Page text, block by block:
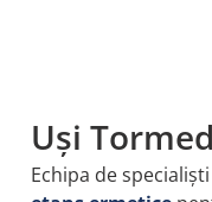
Uși
Echipa de